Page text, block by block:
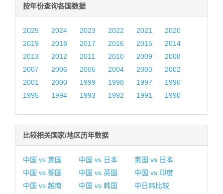
按年份查询各国数据
2025 2024 2023 2022 2021
2020
2019
2018 2017 2016 2015
2014
2013
2012 2011 2010 2009
2008
2007
2006 2005 2004 2003
2002
2001
2000 1999 1998 1997
1996
1995
1994 1993 1992 1991 1990
比较相关国家/地区历年数据
中国 vs 美国 中国 vs 日本
美国 vs 日本
中国 vs 德国
中国 vs 英国
中国 vs 印度
中国 vs 越南
中国 vs 韩国
中日韩比较